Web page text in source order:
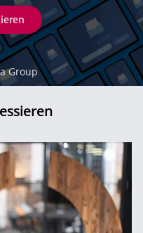
Group